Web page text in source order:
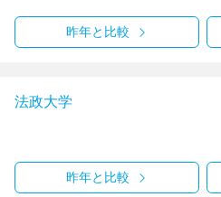
昨年と比較
法政大学
昨年と比較